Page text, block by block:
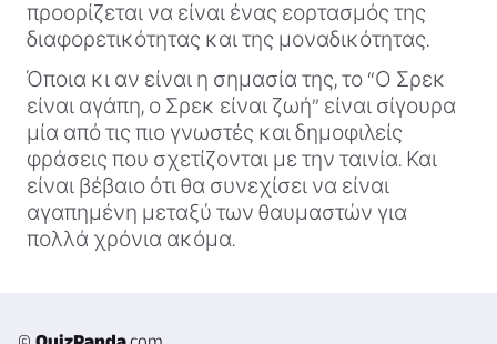
προορίζεται να είναι ένας εορτασμός της
διαφορετικότητας και της μοναδικότητας.
Όποια κι αν είναι η σημασία της, το “Ο Σρεκ
είναι αγάπη, ο Σρεκ είναι ζωή” είναι σίγουρα
μία από τις πιο γνωστές και δημοφιλείς
φράσεις που σχετίζονται με την ταινία. Και
είναι βέβαιο ότι θα συνεχίσει να είναι
αγαπημένη μεταξύ των θαυμαστών για
πολλά χρόνια ακόμα.